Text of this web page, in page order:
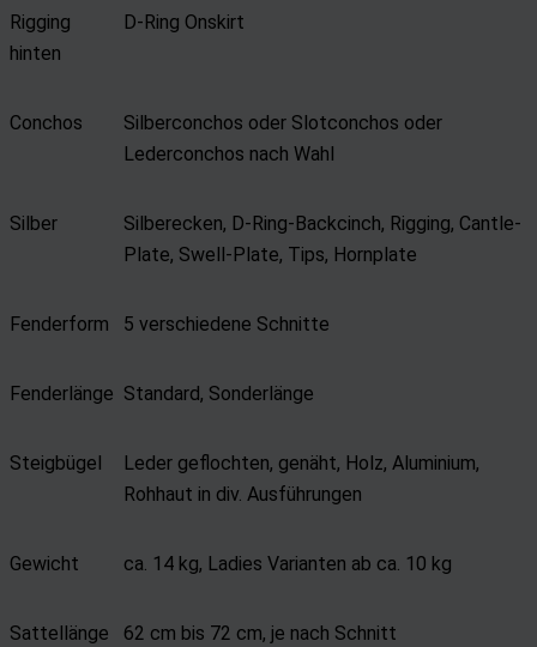
Rigging
hinten
D-Ring Onskirt
Conchos
Silberconchos oder Slotconchos oder
Lederconchos nach Wahl
Silber
Silberecken, D-Ring-Backcinch, Rigging, Cantle-
Plate, Swell-Plate, Tips, Hornplate
Fenderform 5 verschiedene Schnitte
Fenderlänge Standard, Sonderlänge
Steigbügel
Leder geflochten, genäht, Holz, Aluminium,
Rohhaut in div. Ausführungen
Gewicht ca. 14 kg, Ladies Varianten ab ca. 10 kg
Sattellänge 62 cm bis 72 cm, je nach Schnitt